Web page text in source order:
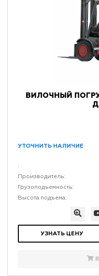
ВИЛОЧНЫЙ
УТОЧНИТЬ НАЛИЧИЕ
:
Производитель:
Грузоподъемность:
Высота подъема:
УЗНАТЬ ЦЕНУ